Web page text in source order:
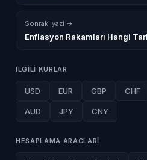
Sonraki yazi →
Enflasyon Rakamları Hangi
ILGILI KURLAR
USD EUR GBP CHF
AUD JPY CNY
HESAPLAMA ARACLARI